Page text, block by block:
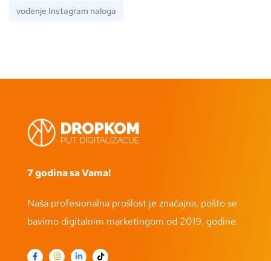
vođenje Instagram naloga
7 godina sa Vama!
Naša profesionalna prošlost je značajna, pošto se
bavimo digitalnim marketingom od 2019. godine.